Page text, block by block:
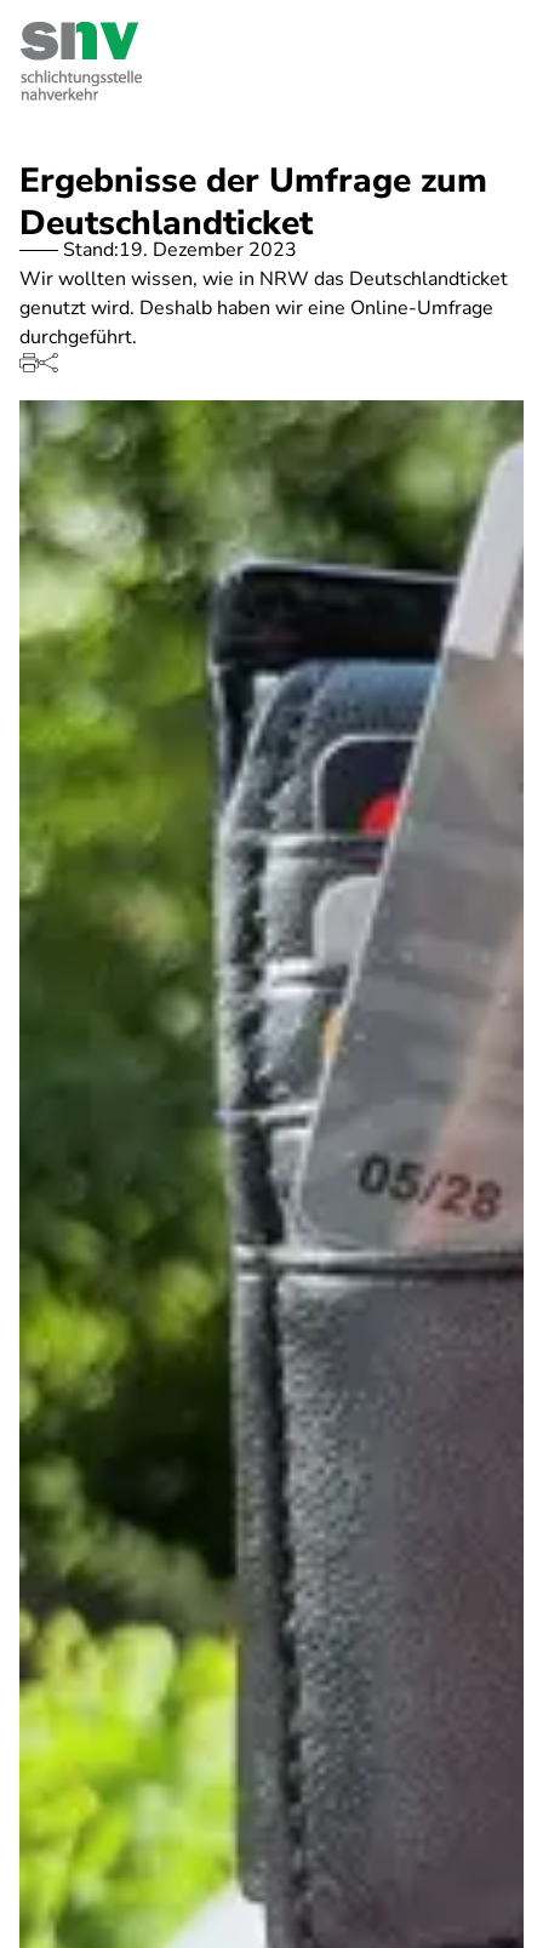
zum
Inhalt
Ergebnisse der Umfrage zum
Deutschlandticket
Stand:19. Dezember 2023
Wir wollten wissen, wie in NRW das Deutschlandticket
genutzt wird. Deshalb haben wir eine Online-Umfrage
durchgeführt.